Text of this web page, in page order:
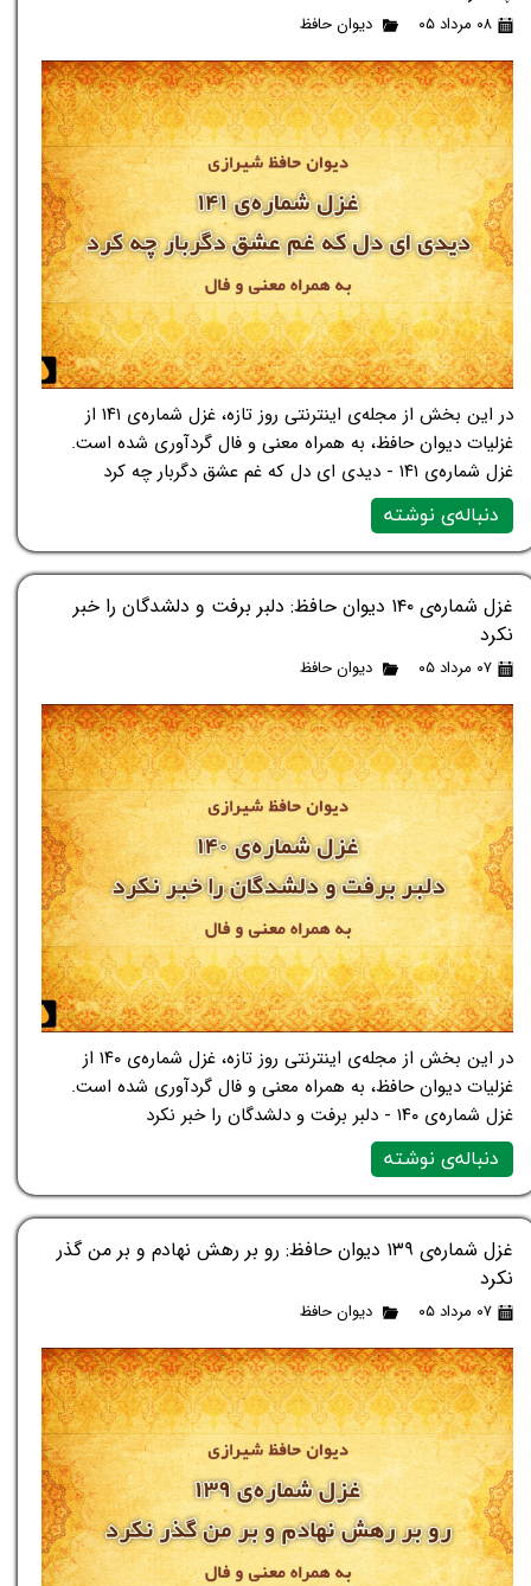
۰۸ مرداد ۰۵ دیوان حافظ
در این بخش از مجله‌ی اینترنتی روز تازه، غزل شماره‌ی ۱۴۱ از
غزلیات دیوان حافظ، به همراه معنی و فال گردآوری شده است.
غزل شماره‌ی ۱۴۱ - دیدی ای دل که غم عشق دگربار چه کرد
دنباله‌ی نوشته
غزل شماره‌ی ۱۴۰ دیوان حافظ: دلبر برفت و دلشدگان را خبر
نکرد
۰۷ مرداد ۰۵ دیوان حافظ
در این بخش از مجله‌ی اینترنتی روز تازه، غزل شماره‌ی ۱۴۰ از
غزلیات دیوان حافظ، به همراه معنی و فال گردآوری شده است.
غزل شماره‌ی ۱۴۰ - دلبر برفت و دلشدگان را خبر نکرد
دنباله‌ی نوشته
غزل شماره‌ی ۱۳۹ دیوان حافظ: رو بر رهش نهادم و بر من گذر
نکرد
۰۷ مرداد ۰۵ دیوان حافظ